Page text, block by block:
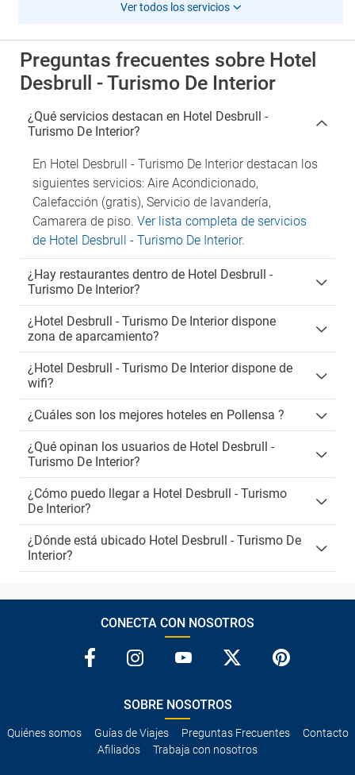
Ver todos los servicios
Preguntas frecuentes sobre Hotel
Desbrull - Turismo De Interior
¿Qué servicios destacan en Hotel Desbrull -
Turismo De Interior?
En Hotel Desbrull - Turismo De Interior destacan los
siguientes servicios: Aire Acondicionado,
Calefacción (gratis), Servicio de lavandería,
Camarera de piso. Ver lista completa de servicios
de Hotel Desbrull - Turismo De Interior.
¿Hay restaurantes dentro de Hotel Desbrull -
Turismo De Interior?
¿Hotel Desbrull - Turismo De Interior dispone
zona de aparcamiento?
¿Hotel Desbrull - Turismo De Interior dispone de
wifi?
¿Cuáles son los mejores hoteles en Pollensa ?
¿Qué opinan los usuarios de Hotel Desbrull -
Turismo De Interior?
¿Cómo puedo llegar a Hotel Desbrull - Turismo
De Interior?
¿Dónde está ubicado Hotel Desbrull - Turismo De
Interior?
CONECTA CON NOSOTROS
SOBRE NOSOTROS
Quiénes somos Guías de Viajes Preguntas Frecuentes
Contacto
Afiliados
Trabaja con nosotros